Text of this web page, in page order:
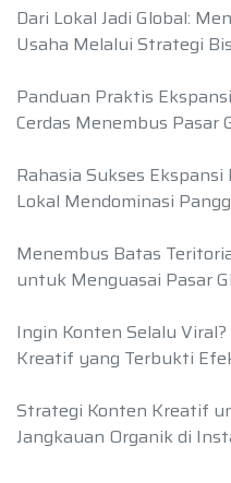
Dari Lokal Jadi Global:
Usaha Melalui Strategi
Panduan Praktis
Cerdas Menembus Pasar
Rahasia Sukses
Lokal Mendominasi
Menembus Batas
untuk Menguasai Pasar
Ingin Konten Selalu
Kreatif yang Terbukti
Strategi Konten Kreatif
Jangkauan Organik di